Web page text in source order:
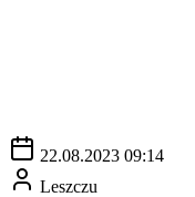
22.08.2023 09:14
Leszczu